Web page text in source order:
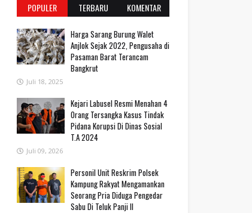
POPULER TERBARU KOMENTAR
Harga Sarang Burung Walet
Anjlok Sejak 2022, Pengusaha di
Pasaman Barat Terancam
Bangkrut
Juli 18, 2025
‎Kejari Labusel Resmi Menahan 4
Orang Tersangka Kasus Tindak
Pidana Korupsi Di Dinas Sosial
T.A 2024
Juli 09, 2026
Personil Unit Reskrim Polsek
Kampung Rakyat Mengamankan
Seorang Pria Diduga Pengedar
Sabu Di Teluk Panji II